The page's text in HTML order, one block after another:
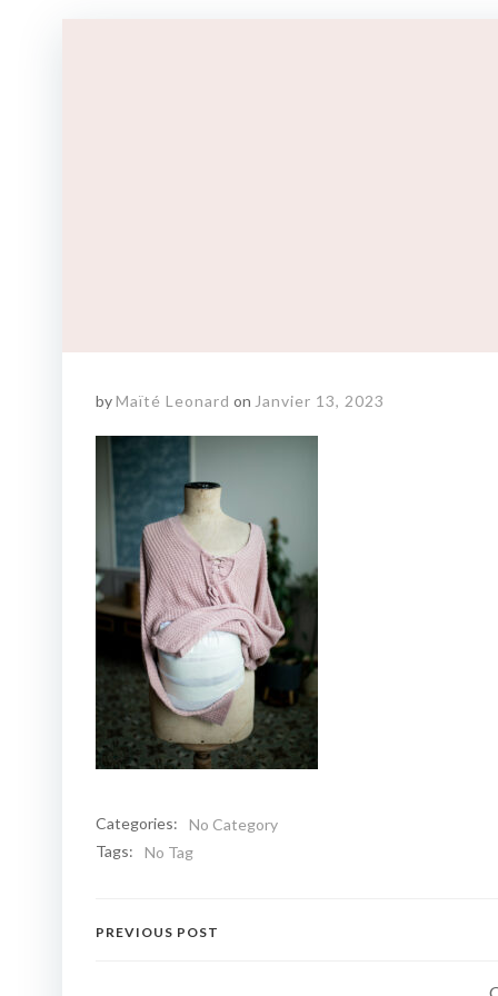
byMaïté Leonard on Janvier 13, 2023
Categories:
No Category
Tags:
No Tag
Navigation
PREVIOUS POST